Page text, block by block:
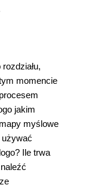
momencie
jakim
myślowe
Ile trwa